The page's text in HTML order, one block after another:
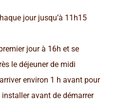
jour jusqu’à 11h15
jour à 16h et se
le déjeuner de midi
environ 1 h avant pour
avant de démarrer